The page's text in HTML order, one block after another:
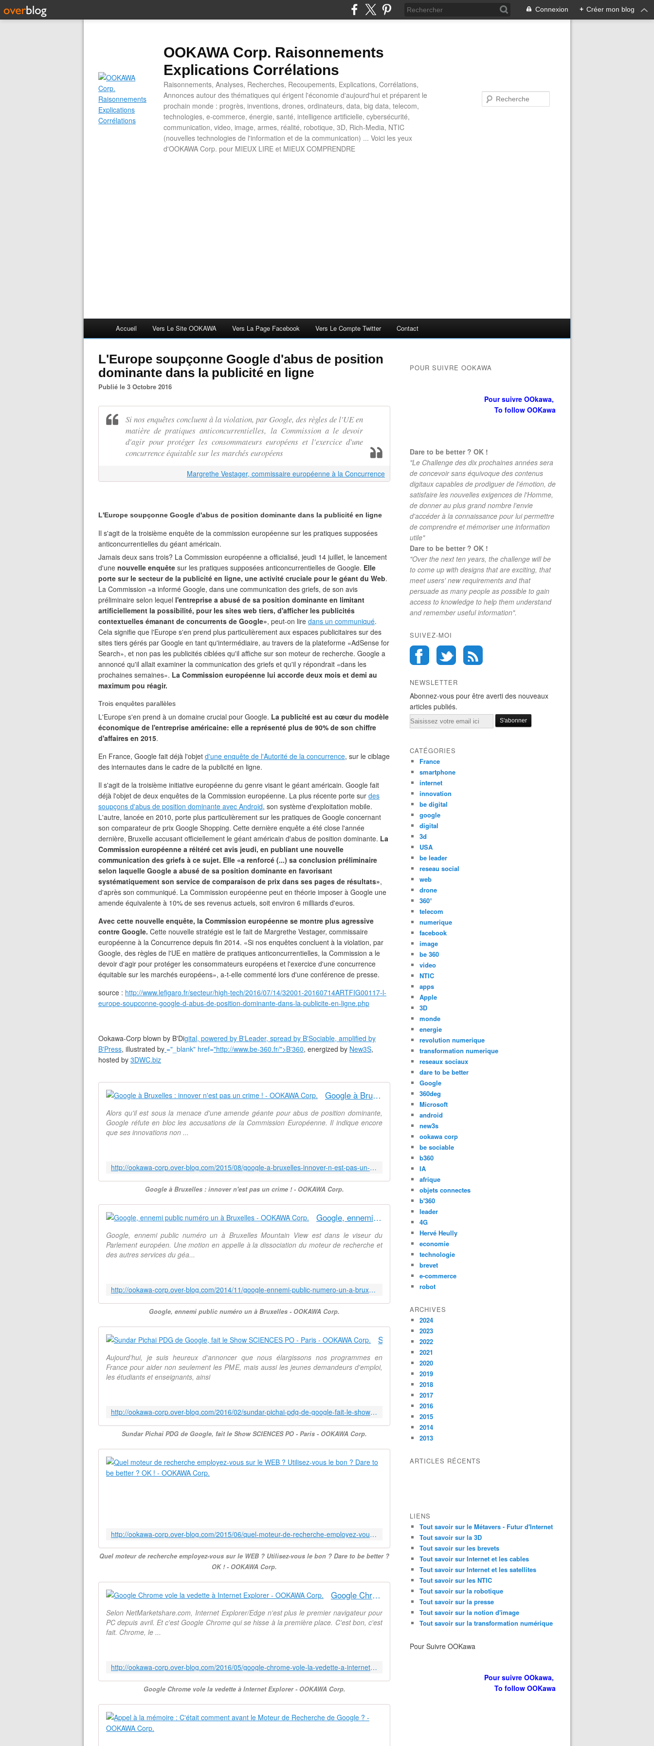
Connexion + Créer mon blog
OOKAWA Corp. Raisonnements
Explications Corrélations
Raisonnements, Analyses, Recherches, Recoupements, Explications, Corrélations,
Annonces autour des thématiques qui érigent l'économie d'aujourd'hui et préparent le
prochain monde : progrès, inventions, drones, ordinateurs, data, big data, telecom,
technologies, e-commerce, énergie, santé, intelligence artificielle, cybersécurité,
communication, video, image, armes, réalité, robotique, 3D, Rich-Media, NTIC
(nouvelles technologies de l'information et de la communication) ... Voici les yeux
d'OOKAWA Corp. pour MIEUX LIRE et MIEUX COMPRENDRE
Accueil Vers Le Site OOKAWA Vers La Page Facebook Vers Le Compte Twitter Contact
L'Europe soupçonne Google d'abus de position
dominante dans la publicité en ligne
Publié le 3 Octobre 2016
Si nos enquêtes concluent à la violation, par Google, des règles de l'UE en
matière de pratiques anticoncurrentielles, la Commission a le devoir
d'agir pour protéger les consommateurs européens et l'exercice d'une
concurrence équitable sur les marchés européens
Margrethe Vestager, commissaire européenne à la Concurrence
L'Europe soupçonne Google d'abus de position dominante dans la publicité en ligne
Il s'agit de la troisième enquête de la commission européenne sur les pratiques supposées
anticoncurrentielles du géant américain.
Jamais deux sans trois? La Commission européenne a officialisé, jeudi 14 juillet, le lancement
d'une nouvelle enquête sur les pratiques supposées anticoncurrentielles de Google. Elle
porte sur le secteur de la publicité en ligne, une activité cruciale pour le géant du Web.
La Commission «a informé Google, dans une communication des griefs, de son avis
préliminaire selon lequel l'entreprise a abusé de sa position dominante en limitant
artificiellement la possibilité, pour les sites web tiers, d'afficher les publicités
contextuelles émanant de concurrents de Google», peut-on lire dans un communiqué.
Cela signifie que l'Europe s'en prend plus particulièrement aux espaces publicitaires sur des
sites tiers gérés par Google en tant qu'intermédiaire, au travers de la plateforme «AdSense for
Search», et non pas les publicités ciblées qu'il affiche sur son moteur de recherche. Google a
annoncé qu'il allait examiner la communication des griefs et qu'il y répondrait «dans les
prochaines semaines». La Commission européenne lui accorde deux mois et demi au
maximum pou réagir.
Trois enquêtes parallèles
L'Europe s'en prend à un domaine crucial pour Google. La publicité est au cœur du modèle
économique de l'entreprise américaine: elle a représenté plus de 90% de son chiffre
d'affaires en 2015.
En France, Google fait déjà l'objet d'une enquête de l'Autorité de la concurrence, sur le ciblage
des internautes dans le cadre de la publicité en ligne.
Il s'agit de la troisième initiative européenne du genre visant le géant américain. Google fait
déjà l'objet de deux enquêtes de la Commission européenne. La plus récente porte sur des
soupçons d'abus de position dominante avec Android, son système d'exploitation mobile.
L'autre, lancée en 2010, porte plus particulièrement sur les pratiques de Google concernant
son comparateur de prix Google Shopping. Cette dernière enquête a été close l'année
dernière, Bruxelle accusant officiellement le géant américain d'abus de position dominante. La
Commission européenne a réitéré cet avis jeudi, en publiant une nouvelle
communication des griefs à ce sujet. Elle «a renforcé (...) sa conclusion préliminaire
selon laquelle Google a abusé de sa position dominante en favorisant
systématiquement son service de comparaison de prix dans ses pages de résultats»,
d'après son communiqué. La Commission européenne peut en théorie imposer à Google une
amende équivalente à 10% de ses revenus actuels, soit environ 6 milliards d'euros.
Avec cette nouvelle enquête, la Commission européenne se montre plus agressive
contre Google. Cette nouvelle stratégie est le fait de Margrethe Vestager, commissaire
européenne à la Concurrence depuis fin 2014. «Si nos enquêtes concluent à la violation, par
Google, des règles de l'UE en matière de pratiques anticoncurrentielles, la Commission a le
devoir d'agir pour protéger les consommateurs européens et l'exercice d'une concurrence
équitable sur les marchés européens», a-t-elle commenté lors d'une conférence de presse.
source : http://www.lefigaro.fr/secteur/high-tech/2016/07/14/32001-20160714ARTFIG00117-l-
europe-soupconne-google-d-abus-de-position-dominante-dans-la-publicite-en-ligne.php
Ookawa-Corp blown by B'Digital, powered by B'Leader, spread by B'Sociable, amplified by
B'Press, illustrated by ="_blank" href="http://www.be-360.fr/">B'360, energized by New3S,
hosted by 3DWC.biz
Google à Bruxelles : innover n'est pas un crime ! - OOKAWA Corp.
Alors qu'il est sous la menace d'une amende géante pour abus de position dominante,
Google réfute en bloc les accusations de la Commission Européenne. Il indique encore
que ses innovations non ...
http://ookawa-corp.over-blog.com/2015/08/google-a-bruxelles-innover-n-est-pas-un-crime.html
Google à Bruxelles : innover n'est pas un crime ! - OOKAWA Corp.
Google, ennemi public numéro un à Bruxelles - OOKAWA Corp.
Google, ennemi public numéro un à Bruxelles Mountain View est dans le viseur du
Parlement européen. Une motion en appelle à la dissociation du moteur de recherche et
des autres services du géa...
http://ookawa-corp.over-blog.com/2014/11/google-ennemi-public-numero-un-a-bruxelles.html
Google, ennemi public numéro un à Bruxelles - OOKAWA Corp.
Aujourd'hui, je suis heureux d'annoncer que nous élargissons nos programmes en
France pour aider non seulement les PME, mais aussi les jeunes demandeurs d'emploi,
les étudiants et enseignants, ainsi
http://ookawa-corp.over-blog.com/2016/02/sundar-pichai-pdg-de-google-fait-le-show-sciences-po-paris.html
Sundar Pichai PDG de Google, fait le Show SCIENCES PO - Paris - OOKAWA Corp.
Quel moteur de recherche employez-vous sur le WEB ? Utilisez-vous
e
m
http://ookawa-corp.over-blog.com/2015/06/quel-moteur-de-recherche-employez-vous-sur-le-web-utilisez-vous-le-bon-dare-to-be-better-ok.html
Quel moteur de recherche employez-vous sur le WEB ? Utilisez-vous le bon ? Dare to be better ?
OK ! - OOKAWA Corp.
Google Chrome vole la vedette à Internet Explorer - OOKAWA Corp.
Selon NetMarketshare.com, Internet Explorer/Edge n'est plus le premier navigateur pour
PC depuis avril. Et c'est Google Chrome qui se hisse à la première place. C'est bon, c'est
fait. Chrome, le ...
http://ookawa-corp.over-blog.com/2016/05/google-chrome-vole-la-vedette-a-internet-explorer.html
Google Chrome vole la vedette à Internet Explorer - OOKAWA Corp.
POUR SUIVRE OOKAWA
Pour suivre OOkawa,
To follow OOKawa
Dare to be better ? OK !
"Le Challenge des dix prochaines années sera
de concevoir sans équivoque des contenus
digitaux capables de prodiguer de l'émotion, de
satisfaire les nouvelles exigences de l'Homme,
de donner au plus grand nombre l'envie
d'accéder à la connaissance pour lui permettre
de comprendre et mémoriser une information
utile"
Dare to be better ? OK !
"Over the next ten years, the challenge will be
to come up with designs that are exciting, that
meet users' new requirements and that
persuade as many people as possible to gain
access to knowledge to help them understand
and remember useful information".
SUIVEZ-MOI
NEWSLETTER
Abonnez-vous pour être averti des nouveaux
articles publiés.
Email
CATÉGORIES
France
smartphone
internet
innovation
be digital
google
digital
3d
USA
be leader
reseau social
web
drone
360°
telecom
numerique
facebook
image
be 360
video
NTIC
apps
Apple
3D
monde
energie
revolution numerique
transformation numerique
reseaux sociaux
dare to be better
Google
360deg
Microsoft
android
new3s
ookawa corp
be sociable
b360
IA
afrique
objets connectes
b'360
leader
4G
Hervé Heully
economie
technologie
brevet
e-commerce
robot
ARCHIVES
2024
2023
2022
2021
2020
2019
2018
2017
2016
2015
2014
2013
ARTICLES RÉCENTS
LIENS
Tout savoir sur le Métavers - Futur d'Internet
Tout savoir sur la 3D
Tout savoir sur les brevets
Tout savoir sur Internet et les cables
Tout savoir sur Internet et les satellites
Tout savoir sur les NTIC
Tout savoir sur la robotique
Tout savoir sur la presse
Tout savoir sur la notion d'image
Tout savoir sur la transformation numérique
Pour Suivre OOKawa
Pour suivre OOkawa,
To follow OOKawa